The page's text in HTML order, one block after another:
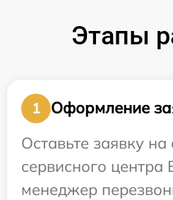
Этапы
1
Оформление
Оставьте заявку на
сервисного
менеджер